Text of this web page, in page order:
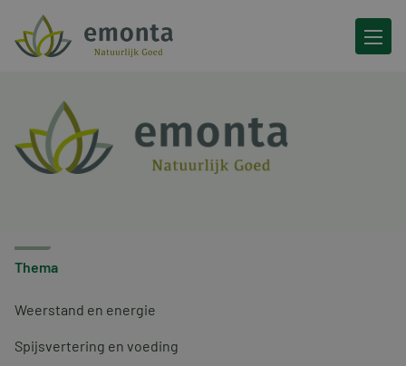
Ga naar de inhoud
Thema
Weerstand en energie
Spijsvertering en voeding